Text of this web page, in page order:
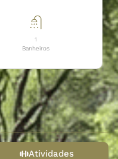
1
Banheiros
Atividades